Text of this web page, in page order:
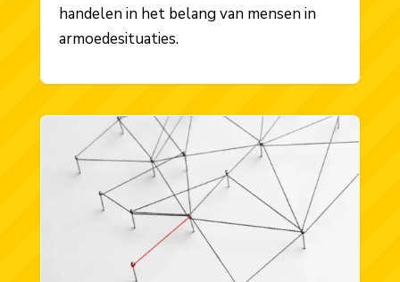
handelen in het belang van mensen in
armoedesituaties.